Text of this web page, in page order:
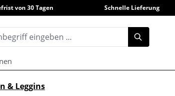
von 30 Tagen Schnelle Lieferung
& Leggins